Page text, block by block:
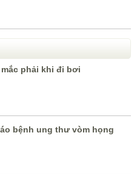
phải khi đi bơi
bệnh ung thư vòm họng